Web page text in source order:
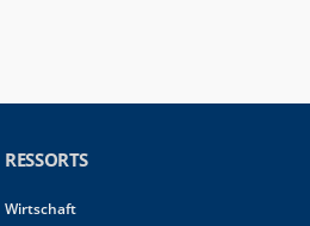
RESSORTS
Wirtschaft